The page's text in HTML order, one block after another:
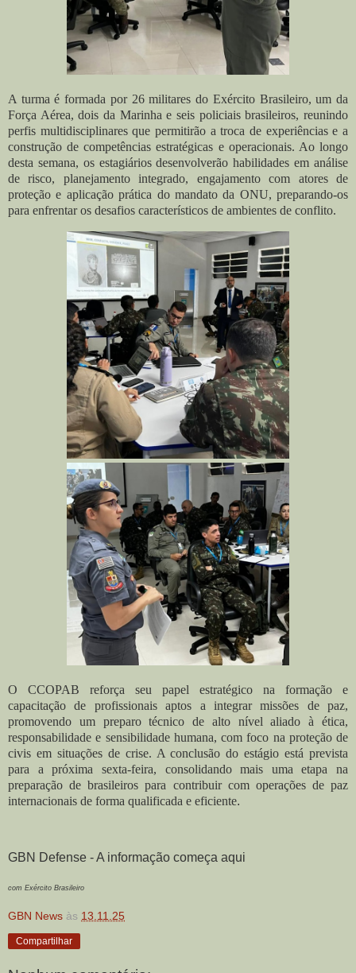
A turma é formada por 26 militares do Exército Brasileiro, um da
Força Aérea, dois da Marinha e seis policiais brasileiros, reunindo
perfis multidisciplinares que permitirão a troca de experiências e a
construção de competências estratégicas e operacionais. Ao longo
desta semana, os estagiários desenvolverão habilidades em análise
de risco, planejamento integrado, engajamento com atores de
proteção e aplicação prática do mandato da ONU, preparando-os
para enfrentar os desafios característicos de ambientes de conflito.
O CCOPAB reforça seu papel estratégico na formação e
capacitação de profissionais aptos a integrar missões de paz,
promovendo um preparo técnico de alto nível aliado à ética,
responsabilidade e sensibilidade humana, com foco na proteção de
civis em situações de crise. A conclusão do estágio está prevista
para a próxima sexta-feira, consolidando mais uma etapa na
preparação de brasileiros para contribuir com operações de paz
internacionais de forma qualificada e eficiente.
GBN Defense - A informação começa aqui
com Exército Brasileiro
GBN News às 13.11.25
Compartilhar